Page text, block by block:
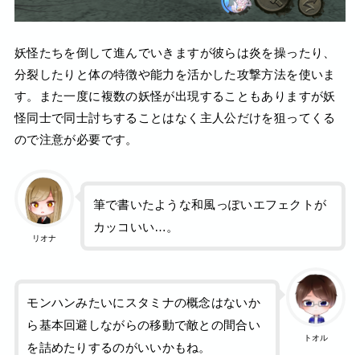
妖怪たちを倒して進んでいきますが彼らは炎を操ったり、
分裂したりと体の特徴や能力を活かした攻撃方法を使いま
す。また一度に複数の妖怪が出現することもありますが妖
怪同士で同士討ちすることはなく主人公だけを狙ってくる
ので注意が必要です。
リオナ
筆で書いたような和風っぽいエフェクトが
カッコいい…。
トオル
モンハンみたいにスタミナの概念はないか
ら基本回避しながらの移動で敵との間合い
を詰めたりするのがいいかもね。